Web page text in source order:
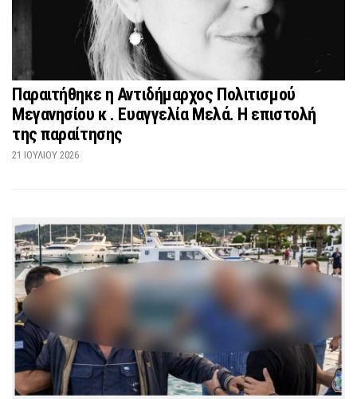
Παραιτήθηκε η Αντιδήμαρχος Πολιτισμού
Μεγανησίου κ . Ευαγγελία Μελά. Η επιστολή
της παραίτησης
21 ΙΟΥΛΊΟΥ 2026